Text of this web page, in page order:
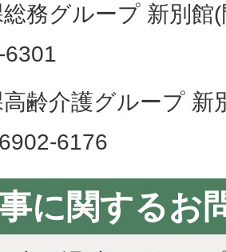
務グループ 新別館
6301
齢介護グループ 新
6902-6176
に関するお